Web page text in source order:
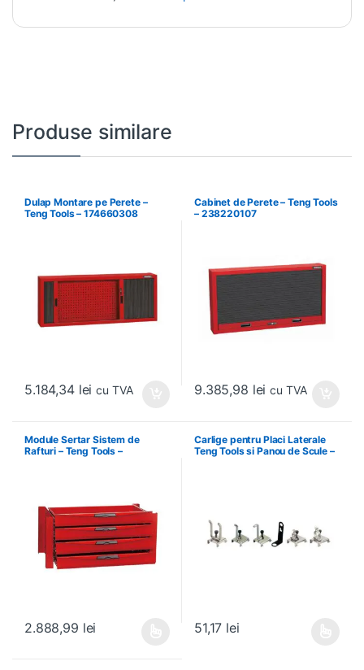
Produse similare
Dulap Montare pe Perete –
Teng Tools – 174660308
5.184,34 lei cu TVA
Cabinet de Perete – Teng Tools
– 238220107
9.385,98 lei cu TVA
Module Sertar Sistem de
Rafturi – Teng Tools –
2.888,99 lei
Carlige pentru Placi Laterale
Teng Tools si Panou de Scule –
51,17 lei